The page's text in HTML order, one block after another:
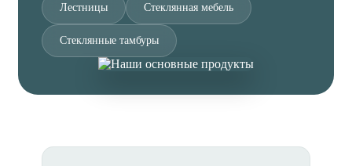
Лестницы Стеклянная мебель
Стеклянные тамбуры